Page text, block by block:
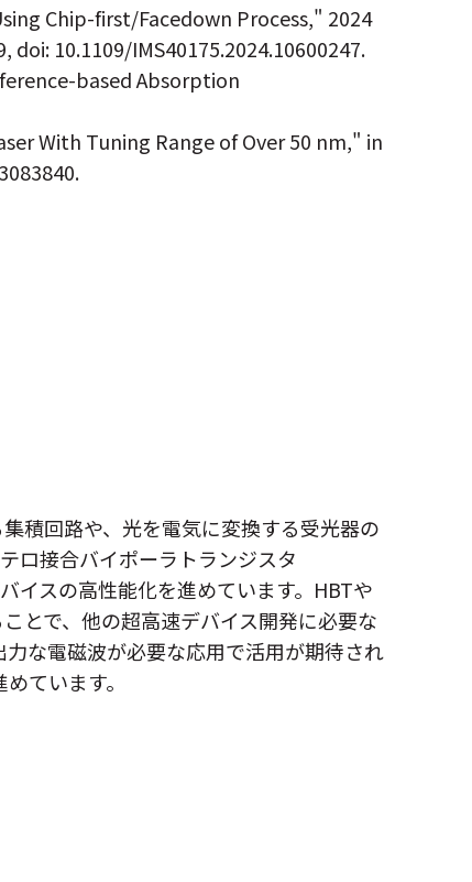
Chip-first/Facedown Process," 2024
10.1109/IMS40175.2024.10600247.
based Absorption
With Tuning Range of Over 50 nm," in
積回路や、光を電気に変換する受光器の
ロ接合バイポーラトランジスタ
イスの高性能化を進めています。HBTや
とで、他の超高速デバイス開発に必要な
な電磁波が必要な応用で活用が期待され
ています。